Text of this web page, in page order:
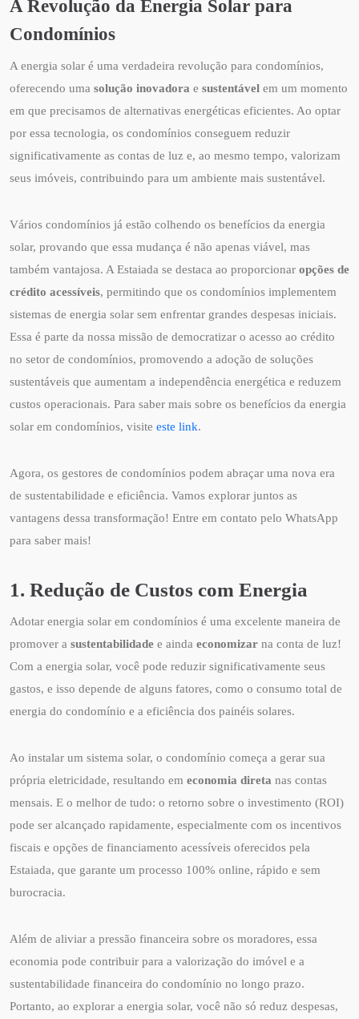
A Revolução da Energia Solar para
Condomínios
A energia solar é uma verdadeira revolução para condomínios,
oferecendo uma solução inovadora e sustentável em um momento
em que precisamos de alternativas energéticas eficientes. Ao optar
por essa tecnologia, os condomínios conseguem reduzir
significativamente as contas de luz e, ao mesmo tempo, valorizam
seus imóveis, contribuindo para um ambiente mais sustentável.
Vários condomínios já estão colhendo os benefícios da energia
solar, provando que essa mudança é não apenas viável, mas
também vantajosa. A Estaiada se destaca ao proporcionar opções de
crédito acessíveis, permitindo que os condomínios implementem
sistemas de energia solar sem enfrentar grandes despesas iniciais.
Essa é parte da nossa missão de democratizar o acesso ao crédito
no setor de condomínios, promovendo a adoção de soluções
sustentáveis que aumentam a independência energética e reduzem
custos operacionais. Para saber mais sobre os benefícios da energia
solar em condomínios, visite este link.
Agora, os gestores de condomínios podem abraçar uma nova era
de sustentabilidade e eficiência. Vamos explorar juntos as
vantagens dessa transformação! Entre em contato pelo WhatsApp
para saber mais!
1. Redução de Custos com Energia
Adotar energia solar em condomínios é uma excelente maneira de
promover a sustentabilidade e ainda economizar na conta de luz!
Com a energia solar, você pode reduzir significativamente seus
gastos, e isso depende de alguns fatores, como o consumo total de
energia do condomínio e a eficiência dos painéis solares.
Ao instalar um sistema solar, o condomínio começa a gerar sua
própria eletricidade, resultando em economia direta nas contas
mensais. E o melhor de tudo: o retorno sobre o investimento (ROI)
pode ser alcançado rapidamente, especialmente com os incentivos
fiscais e opções de financiamento acessíveis oferecidos pela
Estaiada, que garante um processo 100% online, rápido e sem
burocracia.
Além de aliviar a pressão financeira sobre os moradores, essa
economia pode contribuir para a valorização do imóvel e a
sustentabilidade financeira do condomínio no longo prazo.
Portanto, ao explorar a energia solar, você não só reduz despesas,